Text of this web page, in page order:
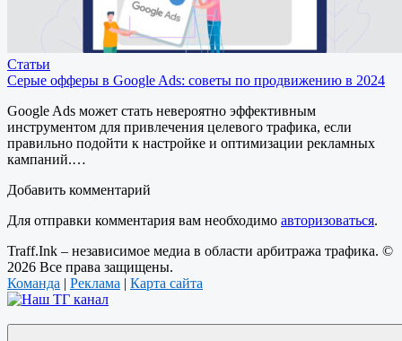
Статьи
Серые офферы в Google Ads: советы по продвижению в 2024
Google Ads может стать невероятно эффективным
инструментом для привлечения целевого трафика, если
правильно подойти к настройке и оптимизации рекламных
кампаний.…
Добавить комментарий
Для отправки комментария вам необходимо авторизоваться.
Traff.Ink – независимое медиа в области арбитража трафика. ©
2026 Все права защищены.
Команда | Реклама | Карта сайта